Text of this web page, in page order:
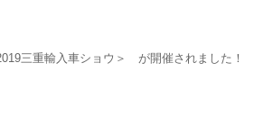
三重輸入車ショウ＞ が開催されました！